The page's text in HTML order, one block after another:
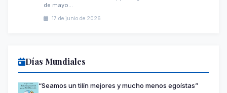
de mayo…
17 de junio de 2026
Días Mundiales
“Seamos un tilín mejores y mucho menos egoístas”